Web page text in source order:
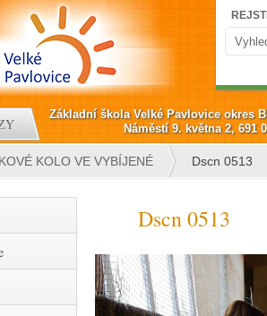
Hledat
Základní škola Velké Pavlovice okres
Náměstí 9. května 2, 691
KOLO VE VYBÍJENÉ Dscn 0513
Dscn 0513